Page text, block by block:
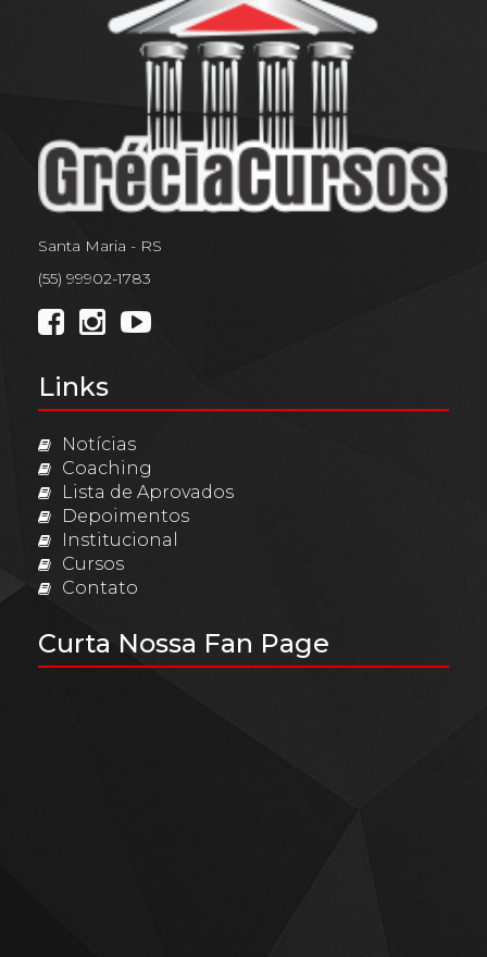
Santa Maria - RS
(55) 99902-1783
Links
Notícias
Coaching
Lista de Aprovados
Depoimentos
Institucional
Cursos
Contato
Curta Nossa Fan Page